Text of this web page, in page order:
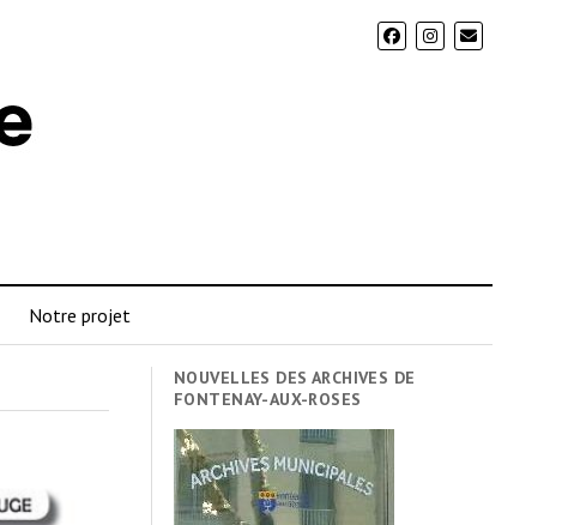
Notre projet
NOUVELLES DES ARCHIVES DE
FONTENAY-AUX-ROSES